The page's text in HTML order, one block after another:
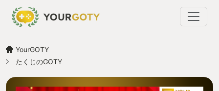
YourGOTY
たくじのGOTY